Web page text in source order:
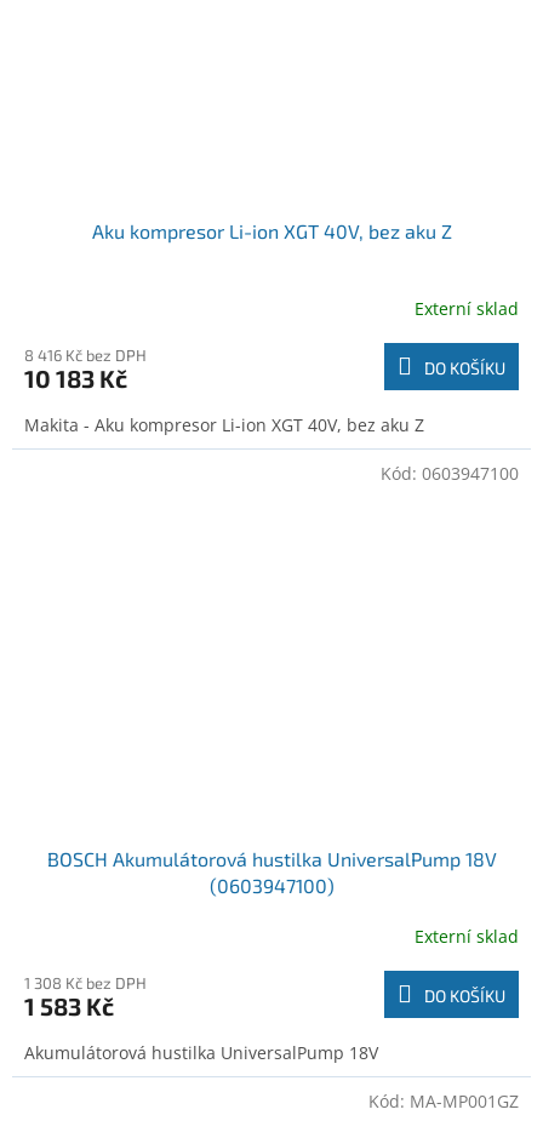
Aku kompresor Li-ion XGT 40V, bez aku Z
Externí sklad
8 416 Kč bez DPH
10 183 Kč DO KOŠÍKU
Makita - Aku kompresor Li-ion XGT 40V, bez aku Z
BOSCH Akumulátorová hustilka UniversalPump 18V
(0603947100)
Externí sklad
1 308 Kč bez DPH
1 583 Kč DO KOŠÍKU
Akumulátorová hustilka UniversalPump 18V
Kód: 0603947100
Kód: MA-MP001GZ